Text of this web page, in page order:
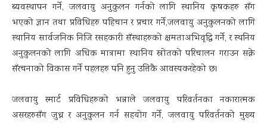
ब्यवस्थापन गर्ने, जलवायु अनुकुलन गर्नको लागि स्थानिय कृषकहरु सँग
भएको ज्ञान तथा प्रविधिहरु पहिचान र प्रचार गर्ने,जलवायु अनुकुलनको लागि
स्थानिय सार्वजनिक निजि रसहकारी सँस्थाहरुको क्षमताअभिवृद्धि गर्ने, र स्थनिय
अनुकुलनको लागि अधिक मात्रामा स्थानिय स्रोतको परिचालन गराउन सक्ने
सँरचनाको विकास गर्ने पहलहरु पनि हुनु उत्तिकै आवस्यकरहेको छ।
जलवायु स्मार्ट प्रविधिहरुको भन्नाले जलवायु परिवर्तनका नकारात्मक
असरहरुसँग जुध्न र अनुकुलन गर्न सहयोग गर्ने, जलवायु परिवर्तनको मुख्य